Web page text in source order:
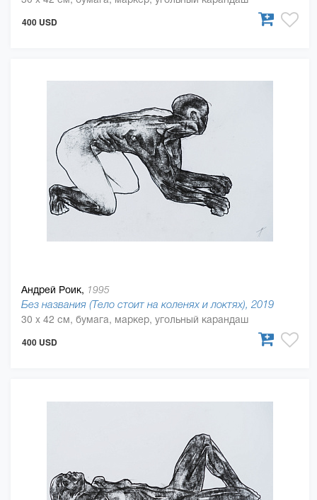
400 USD
Андрей Роик, 1995
Без названия (Тело стоит на коленях и локтях), 2019
30 x 42 см, бумага, маркер, угольный карандаш
400 USD